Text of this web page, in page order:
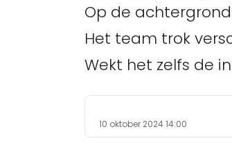
Op de
Het team trok
Wekt het zelfs de
10 oktober 2024 14:00